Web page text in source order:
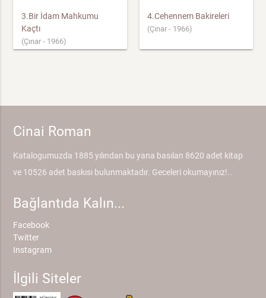
3.Bir İdam Mahkumu
Kaçtı
(Çınar - 1966)
4.Cehennem Bakireleri
(Çınar - 1966)
Cinai Roman
Katalogumuzda 1885 yılından bu yana basılan 8620 adet kitap
ve 10526 adet baskısı bulunmaktadır. Geceleri okumayınız!..
Bağlantıda Kalın...
Facebook
Twitter
Instagram
İlgili Siteler